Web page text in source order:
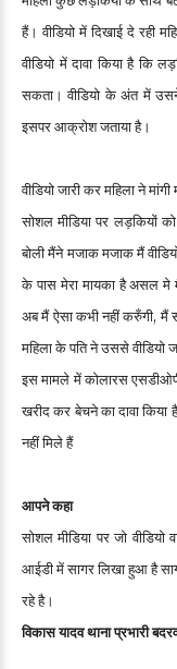
हैं। वीडियो में दिखाई दे रही
वीडियो में दावा किया है कि
सकता। वीडियो के अंत में
इसपर आक्रोश जताया है।
वीडियो जारी कर महिला ने मांगी
सोशल मीडिया पर लड़कियों
बोली मैंने मजाक मजाक मैं
के पास मेरा मायका है असल मे
अब मैं ऐसा कभी नहीं करुँगी, मैं
महिला के पति ने उससे वीडियो
इस मामले में कोलारस
खरीद कर बेचने का दावा
नहीं मिले हैं
आपने कहा
सोशल मीडिया पर जो
आईडी में सागर लिखा हुआ है
रहे है।
विकास यादव थाना प्रभारी